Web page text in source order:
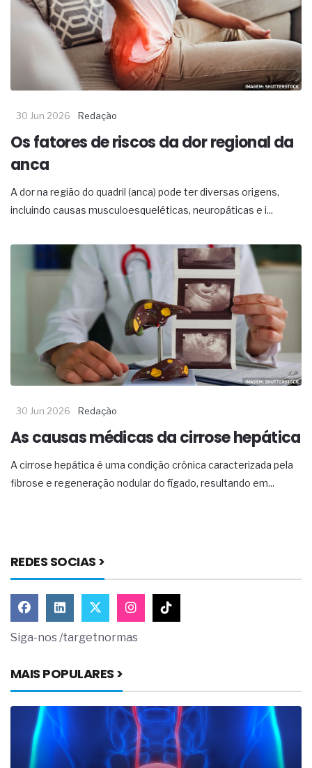
30 Jun 2026 Redação
Os fatores de riscos da dor regional da
anca
A dor na região do quadril (anca) pode ter diversas origens,
incluindo causas musculoesqueléticas, neuropáticas e i...
30 Jun 2026 Redação
As causas médicas da cirrose hepática
A cirrose hepática é uma condição crônica caracterizada pela
fibrose e regeneração nodular do fígado, resultando em...
REDES SOCIAS >
Siga-nos /targetnormas
MAIS POPULARES >